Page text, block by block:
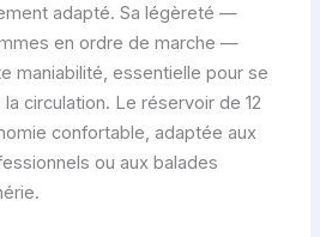
adapté. Sa légèreté —
en ordre de marche —
maniabilité, essentielle pour se
circulation. Le réservoir de 12
confortable, adaptée aux
ou aux balades